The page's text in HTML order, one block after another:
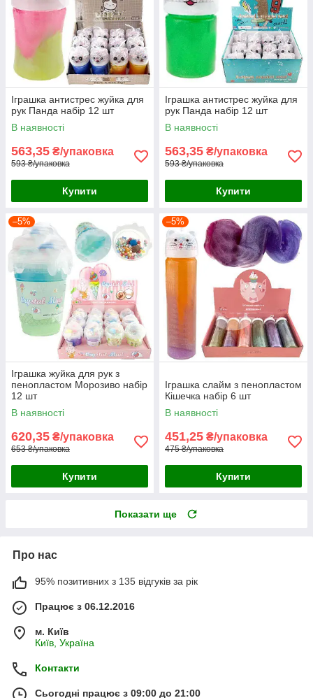
Іграшка антистрес жуйка для
рук Панда набір 12 шт
В наявності
563,35 ₴/упаковка
593 ₴/упаковка
Купити
Іграшка антистрес жуйка для
рук Панда набір 12 шт
В наявності
563,35 ₴/упаковка
593 ₴/упаковка
Купити
–5%
Іграшка жуйка для рук з
пенопластом Морозиво набір
12 шт
В наявності
620,35 ₴/упаковка
653 ₴/упаковка
Купити
–5%
Іграшка слайм з пенопластом
Кішечка набір 6 шт
В наявності
451,25 ₴/упаковка
475 ₴/упаковка
Купити
Показати ще
Про нас
95% позитивних з 135 відгуків за рік
Працює з 06.12.2016
м. Київ
Київ, Україна
Контакти
Сьогодні працює з 09:00 до 21:00